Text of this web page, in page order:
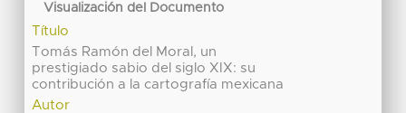
Visualización del Documento
Título
Tomás Ramón del Moral, un
prestigiado sabio del siglo XIX: su
contribución a la cartografía mexicana
Autor